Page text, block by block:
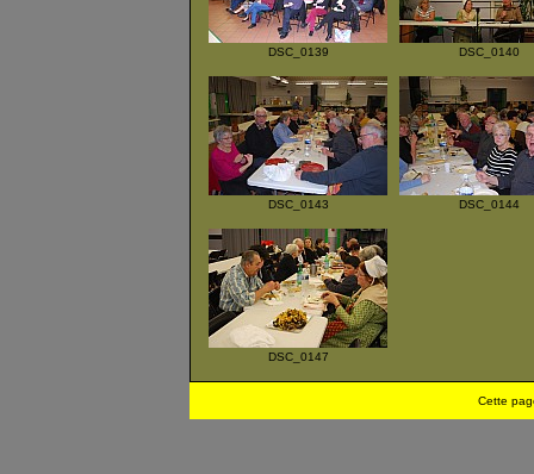
DSC_0139 DSC_0140
DSC_0143 DSC_0144
DSC_0147
Cette